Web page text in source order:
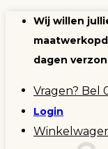
inhoud
Wij willen
dagen
Vragen? Bel
Login